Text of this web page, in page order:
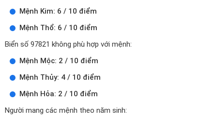
Mệnh Kim: 6 / 10 điểm
Mệnh Thổ: 6 / 10 điểm
Biển số 97821 không phù hợp với mệnh:
Mệnh Mộc: 2 / 10 điểm
Mệnh Thủy: 4 / 10 điểm
Mệnh Hỏa: 2 / 10 điểm
Người mang các mệnh theo năm sinh: